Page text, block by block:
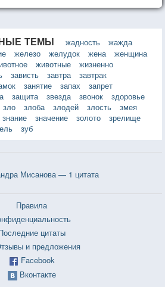
ТЕМЫ жадность
жажда
железо желудок жена
женщина
животные
жизненно
зависть завтра
завтрак
занятие запах
запрет
защита звезда звонок
здоровье
зло злоба злодей злость
змея
знание значение золото
зрелище
зуб
Мисанова — 1 цитата
Правила
цитаты
и предложения
Facebook
Вконтакте